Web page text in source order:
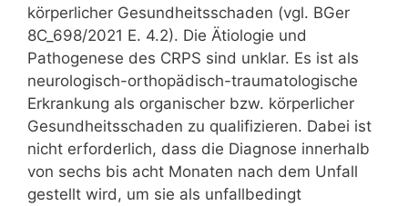
körperlicher Gesundheitsschaden (vgl. BGer
8C_698/2021 E. 4.2). Die Ätiologie und
Pathogenese des CRPS sind unklar. Es ist als
neurologisch-orthopädisch-traumatologische
Erkrankung als organischer bzw. körperlicher
Gesundheitsschaden zu qualifizieren. Dabei ist
nicht erforderlich, dass die Diagnose innerhalb
von sechs bis acht Monaten nach dem Unfall
gestellt wird, um sie als unfallbedingt